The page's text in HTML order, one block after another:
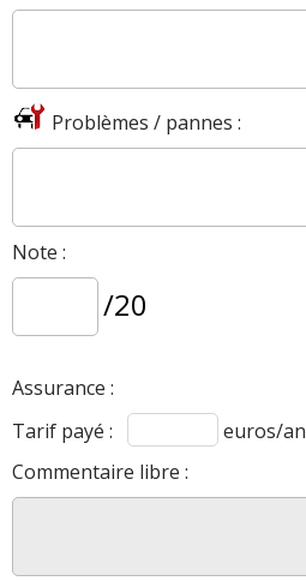
Problèmes / pannes :
Note :
/20
Assurance :
Tarif payé :
euros/an
Commentaire libre :